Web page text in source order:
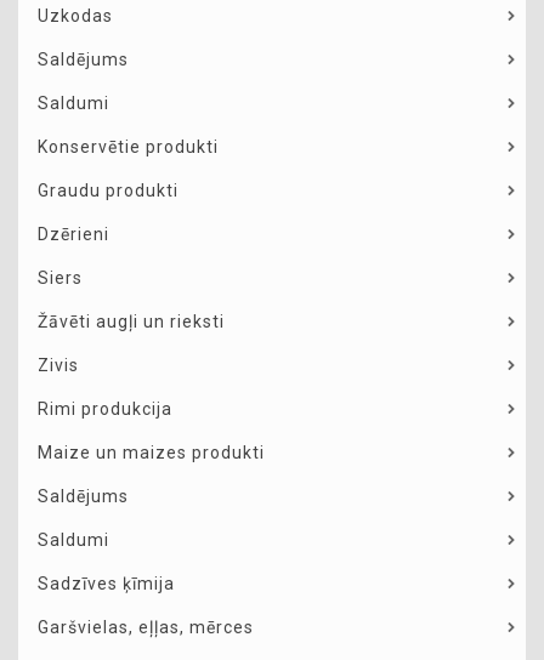
Uzkodas
Saldējums
Saldumi
Konservētie produkti
Graudu produkti
Dzērieni
Siers
Žāvēti augļi un rieksti
Zivis
Rimi produkcija
Maize un maizes produkti
Saldējums
Saldumi
Sadzīves ķīmija
Garšvielas, eļļas, mērces